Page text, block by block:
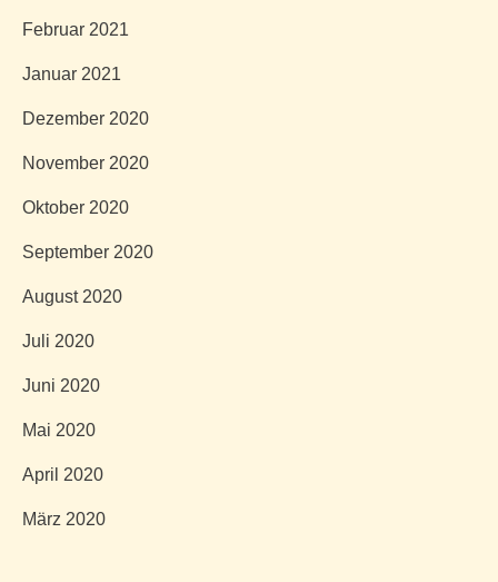
Februar 2021
Januar 2021
Dezember 2020
November 2020
Oktober 2020
September 2020
August 2020
Juli 2020
Juni 2020
Mai 2020
April 2020
März 2020